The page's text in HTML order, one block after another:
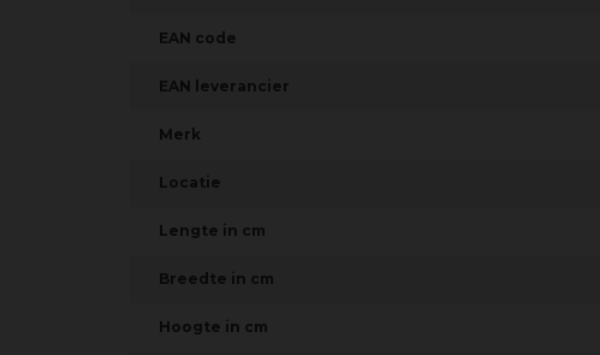
EAN code
EAN leverancier
Merk
Locatie
Lengte in cm
Breedte in cm
Hoogte in cm